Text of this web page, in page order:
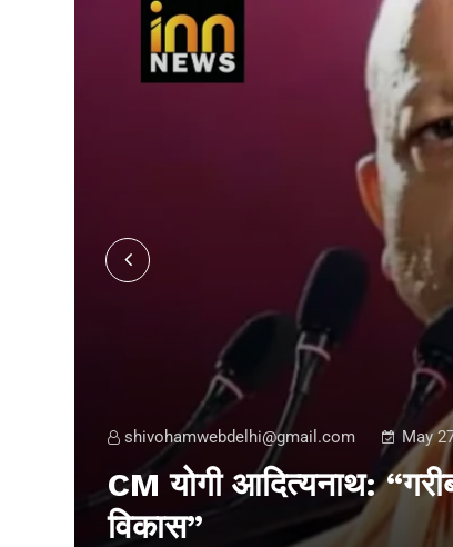
shivohamwebdelhi@gmail.com May
CM योगी आदित्यनाथ:
विकास”